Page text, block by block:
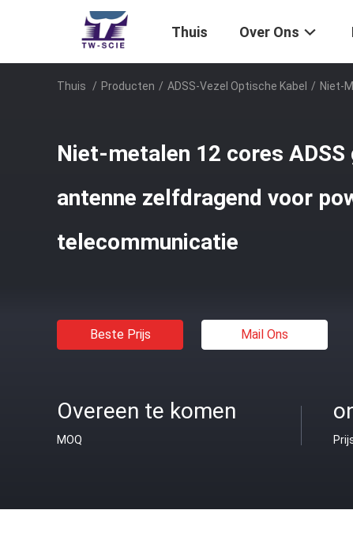
Thuis Over Ons
Thuis / Producten / ADSS-Vezel Optische Kabel / Niet-
Niet-metalen 12 cores
antenne zelfdragend voor
telecommunicatie
Beste Prijs Mail Ons
Overeen te komen
MOQ